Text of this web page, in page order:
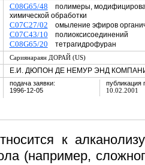
C08G65/48 полимеры,
химической обработки
C07C27/02 омыление эфиров
C07C43/10 полиоксисоединений
C08G65/20 тетрагидрофуран
Сариянараян ДОРАЙ (US)
Е.И. ДЮПОН ДЕ НЕМУР ЭНД
подача заявки:
1996-12-05
публикация
10.02.2001
к
(например,